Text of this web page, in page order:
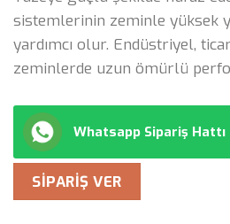
sistemlerinin zeminle yüksek
yardımcı olur. Endüstriyel,
zeminlerde uzun ömürlü
Whatsapp Sipariş Hattı
SIPARIŞ VER